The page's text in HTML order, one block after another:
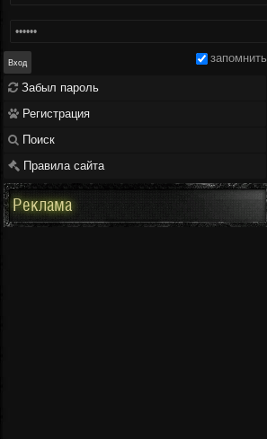
запомнить
Забыл пароль
Регистрация
Поиск
Правила сайта
Реклама